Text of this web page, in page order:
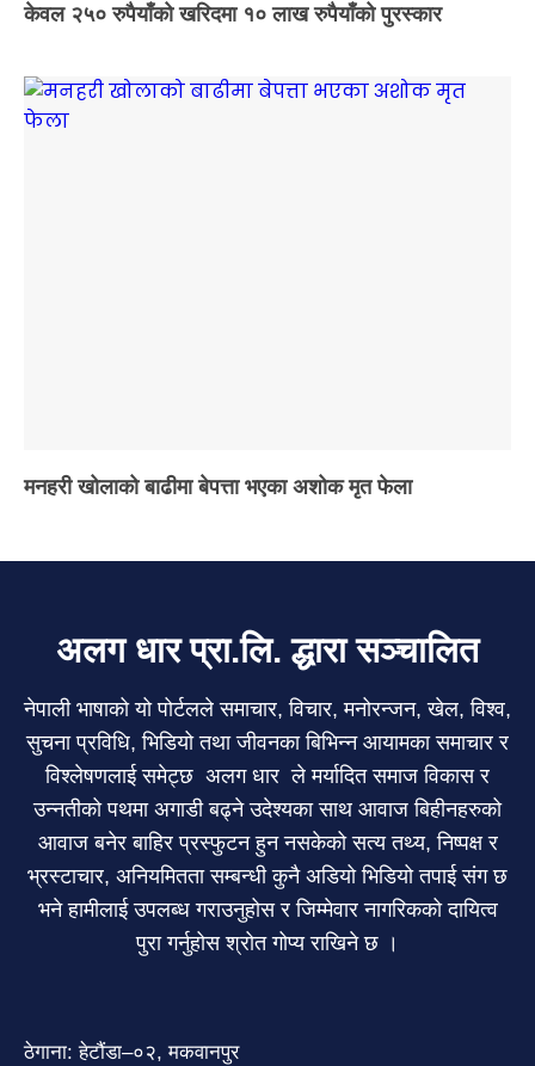
केवल २५० रुपैयाँको खरिदमा १० लाख रुपैयाँको पुरस्कार
मनहरी खोलाको बाढीमा बेपत्ता भएका अशोक मृत फेला
अलग धार प्रा.लि. द्धारा सञ्चालित
नेपाली भाषाको यो पोर्टलले समाचार, विचार, मनोरन्जन, खेल, विश्व,
सुचना प्रविधि, भिडियो तथा जीवनका बिभिन्न आयामका समाचार र
विश्लेषणलाई समेट्छ अलग धार ले मर्यादित समाज विकास र
उन्नतीको पथमा अगाडी बढ्ने उदेश्यका साथ आवाज बिहीनहरुको
आवाज बनेर बाहिर प्रस्फुटन हुन नसकेको सत्य तथ्य, निष्पक्ष र
भ्रस्टाचार, अनियमितता सम्बन्धी कुनै अडियो भिडियो तपाई संग छ
भने हामीलाई उपलब्ध गराउनुहोस र जिम्मेवार नागरिकको दायित्व
पुरा गर्नुहोस श्रोत गोप्य राखिने छ ।
ठेगाना: हेटौंडा–०२, मकवानपुर